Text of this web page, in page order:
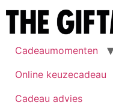
Cadeaumomenten
Online keuzecadeau
Cadeau advies